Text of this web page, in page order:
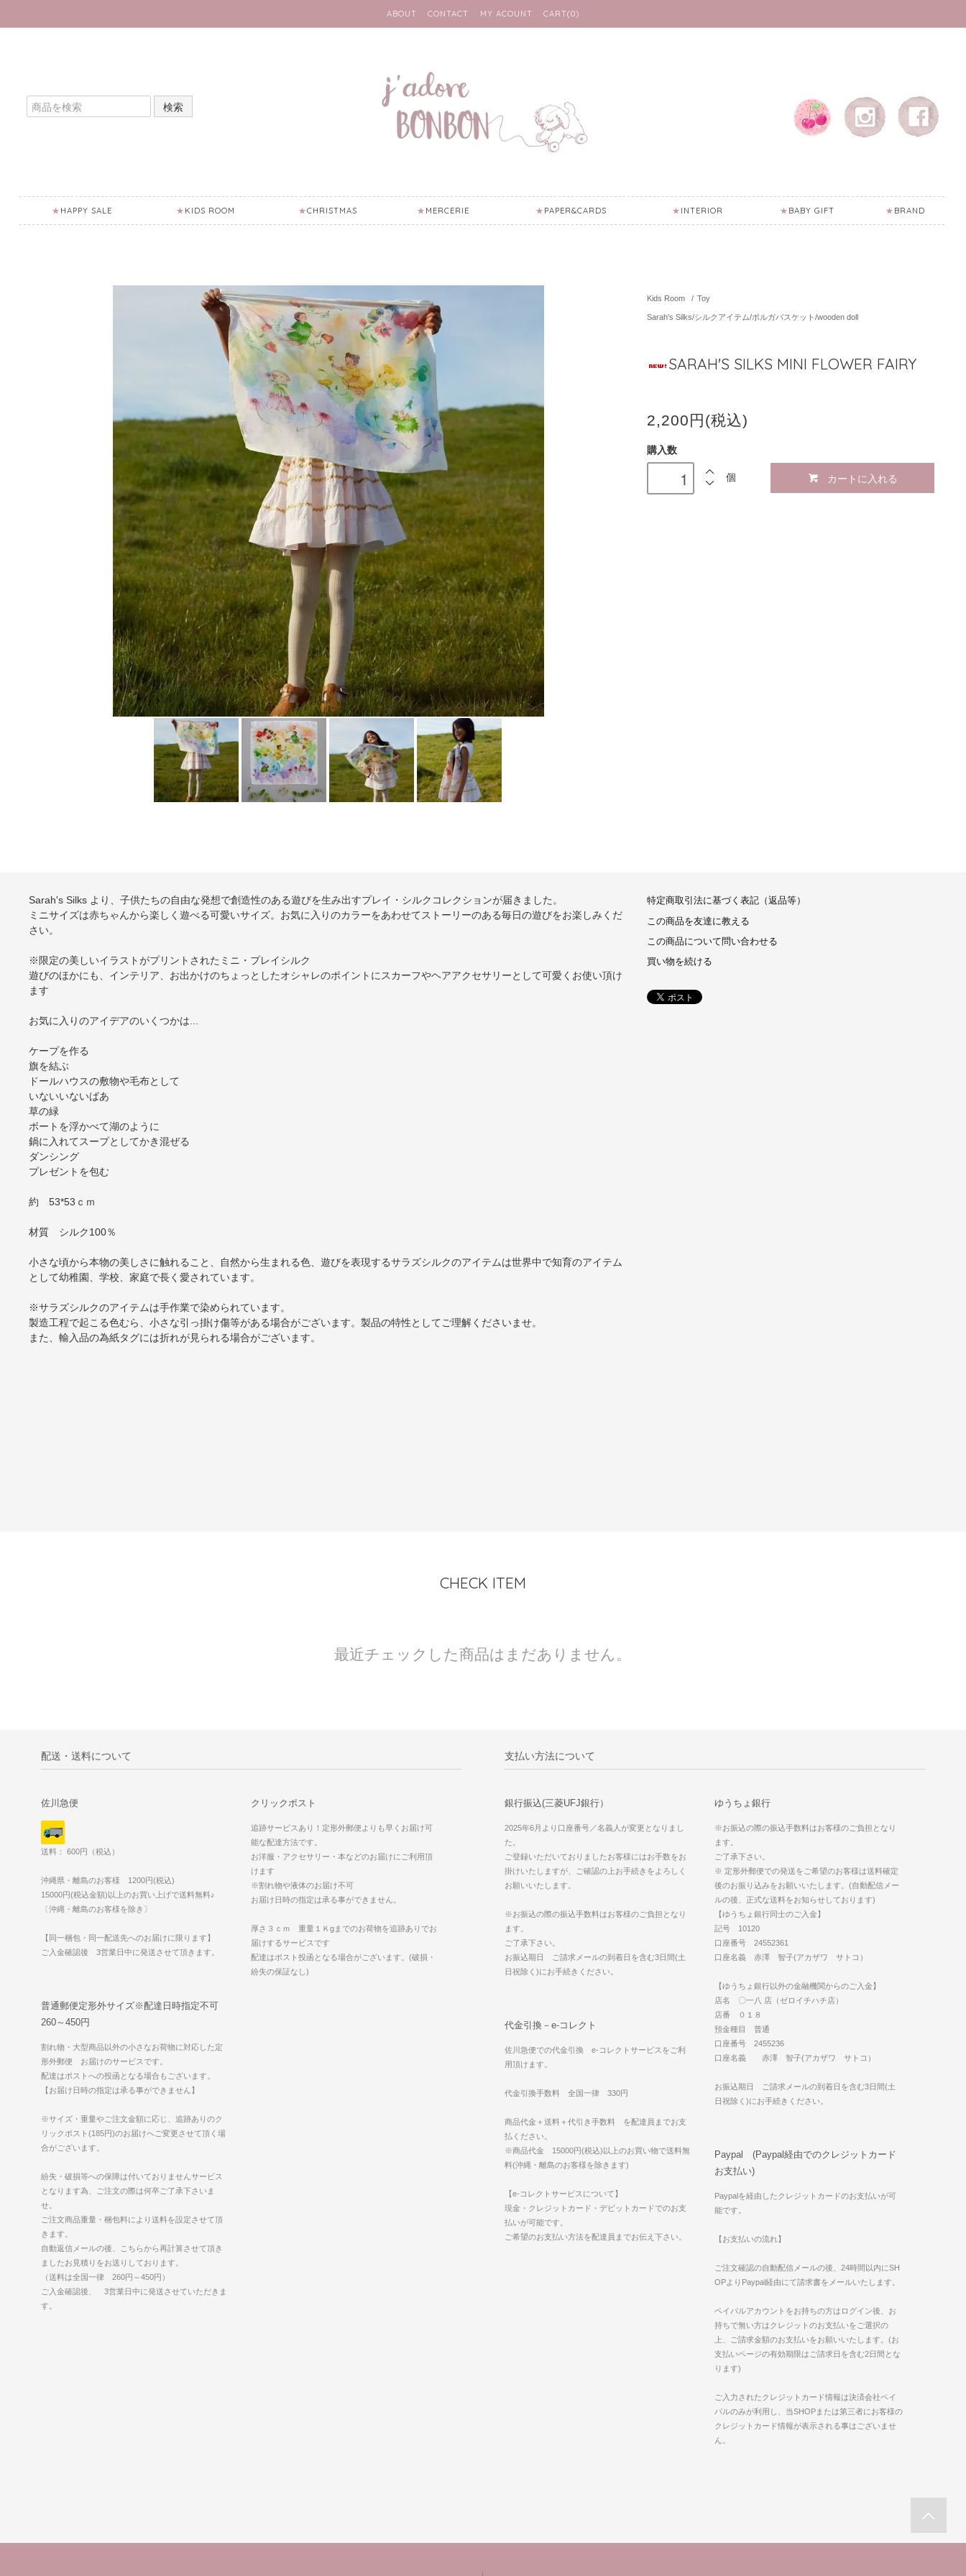
ABOUT CONTACT MY ACOUNT CART(0)
検索
HAPPY SALE KIDS ROOM CHRISTMAS MERCERIE PAPER&CARDS INTERIOR BABY GIFT BRAND
Kids Room / Toy
Sarah's Silks/シルクアイテム/ボルガバスケット/wooden doll
SARAH'S SILKS MINI FLOWER FAIRY
2,200円(税込)
購入数
個 カートに入れる
Sarah's Silks より、子供たちの自由な発想で創造性のある遊びを生み出すプレイ・シルクコレクションが届きました。
ミニサイズは赤ちゃんから楽しく遊べる可愛いサイズ。お気に入りのカラーをあわせてストーリーのある毎日の遊びをお楽しみくだ
さい。
※限定の美しいイラストがプリントされたミニ・プレイシルク
遊びのほかにも、インテリア、お出かけのちょっとしたオシャレのポイントにスカーフやヘアアクセサリーとして可愛くお使い頂け
ます
お気に入りのアイデアのいくつかは...
ケープを作る
旗を結ぶ
ドールハウスの敷物や毛布として
いないいないばあ
草の緑
ボートを浮かべて湖のように
鍋に入れてスープとしてかき混ぜる
ダンシング
プレゼントを包む
約 53*53ｃｍ
材質 シルク100％
小さな頃から本物の美しさに触れること、自然から生まれる色、遊びを表現するサラズシルクのアイテムは世界中で知育のアイテム
として幼稚園、学校、家庭で長く愛されています。
※サラズシルクのアイテムは手作業で染められています。
製造工程で起こる色むら、小さな引っ掛け傷等がある場合がございます。製品の特性としてご理解くださいませ。
また、輸入品の為紙タグには折れが見られる場合がございます。
特定商取引法に基づく表記（返品等）
この商品を友達に教える
この商品について問い合わせる
買い物を続ける
CHECK ITEM
最近チェックした商品はまだありません。
配送・送料について
佐川急便
送料： 600円（税込）
沖縄県・離島のお客様 1200円(税込)
15000円(税込金額)以上のお買い上げで送料無料♪
〔沖縄・離島のお客様を除き〕
【同一梱包・同一配送先へのお届けに限ります】
ご入金確認後 3営業日中に発送させて頂きます。
クリックポスト
追跡サービスあり！定形外郵便よりも早くお届け可
能な配達方法です。
お洋服・アクセサリー・本などのお届けにご利用頂
けます
※割れ物や液体のお届け不可
お届け日時の指定は承る事ができません。
厚さ３ｃｍ 重量１Ｋgまでのお荷物を追跡ありでお
届けするサービスです
配達はポスト投函となる場合がございます。(破損・
紛失の保証なし)
普通郵便定形外サイズ※配達日時指定不可
260～450円
割れ物・大型商品以外の小さなお荷物に対応した定
形外郵便 お届けのサービスです。
配達はポストへの投函となる場合もございます。
【お届け日時の指定は承る事ができません】
※サイズ・重量やご注文金額に応じ、追跡ありのク
リックポスト(185円)のお届けへご変更させて頂く場
合がございます。
紛失・破損等への保障は付いておりませんサービス
となります為、ご注文の際は何卒ご了承下さいま
せ。
ご注文商品重量・梱包料により送料を設定させて頂
きます。
自動返信メールの後、こちらから再計算させて頂き
ましたお見積りをお送りしております。
（送料は全国一律 260円～450円）
ご入金確認後、 3営業日中に発送させていただきま
す。
支払い方法について
銀行振込(三菱UFJ銀行）
2025年6月より口座番号／名義人が変更となりまし
た。
ご登録いただいておりましたお客様にはお手数をお
掛けいたしますが、ご確認の上お手続きをよろしく
お願いいたします。
※お振込の際の振込手数料はお客様のご負担となり
ます。
ご了承下さい。
お振込期日 ご請求メールの到着日を含む3日間(土
日祝除く)にお手続きください。
ゆうちょ銀行
※お振込の際の振込手数料はお客様のご負担となり
ます。
ご了承下さい。
※ 定形外郵便での発送をご希望のお客様は送料確定
後のお振り込みをお願いいたします。(自動配信メー
ルの後、正式な送料をお知らせしております)
【ゆうちょ銀行同士のご入金】
記号 10120
口座番号 24552361
口座名義 赤澤 智子(アカザワ サトコ）
【ゆうちょ銀行以外の金融機関からのご入金】
店名 〇一八 店（ゼロイチハチ店）
店番 ０１８
預金種目 普通
口座番号 2455236
口座名義 赤澤 智子(アカザワ サトコ）
お振込期日 ご請求メールの到着日を含む3日間(土
日祝除く)にお手続きください。
代金引換－e-コレクト
佐川急便での代金引換 e-コレクトサービスをご利
用頂けます。
代金引換手数料 全国一律 330円
商品代金＋送料＋代引き手数料 を配達員までお支
払ください。
※商品代金 15000円(税込)以上のお買い物で送料無
料(沖縄・離島のお客様を除きます)
【e-コレクトサービスについて】
現金・クレジットカード・デビットカードでのお支
払いが可能です。
ご希望のお支払い方法を配達員までお伝え下さい。
Paypal (Paypal経由でのクレジットカード
お支払い)
Paypalを経由したクレジットカードのお支払いが可
能です。
【お支払いの流れ】
ご注文確認の自動配信メールの後、24時間以内にSH
OPよりPaypal経由にて請求書をメールいたします。
ペイパルアカウントをお持ちの方はログイン後、お
持ちで無い方はクレジットのお支払いをご選択の
上、ご請求金額のお支払いをお願いいたします。(お
支払いページの有効期限はご請求日を含む2日間とな
ります)
ご入力されたクレジットカード情報は決済会社ペイ
パルのみが利用し、当SHOPまたは第三者にお客様の
クレジットカード情報が表示される事はございませ
ん。